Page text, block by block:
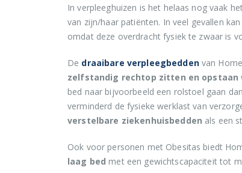
In verpleeghuizen is het helaas nog vaak
van zijn/haar patiënten. In veel gevallen
omdat deze overdracht fysiek te zwaar is
De draaibare verpleegbeddenvan
zelfstandig rechtop zitten en opstaan
bed naar bijvoorbeeld een rolstoel gaan
verminderd de fysieke werklast van
verstelbare ziekenhuisbedden als een
Ook voor personen met Obesitas biedt
laag bed met een gewichtscapaciteit tot